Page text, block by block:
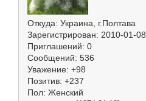
Откуда: Украина, г.Полтава
Зарегистрирован: 2010-01-08
Приглашений: 0
Сообщений: 536
Уважение: +98
Позитив: +237
Пол: Женский